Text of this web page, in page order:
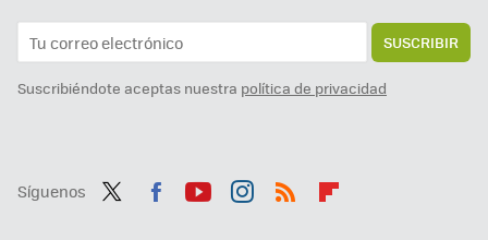
SUSCRIBIR
Suscribiéndote aceptas nuestra política de privacidad
Síguenos